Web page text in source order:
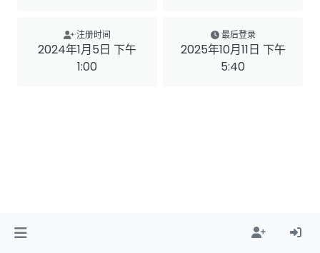
注册时间
2024年1月5日 下午
1:00
最后登录
2025年10月11日 下午
5:40